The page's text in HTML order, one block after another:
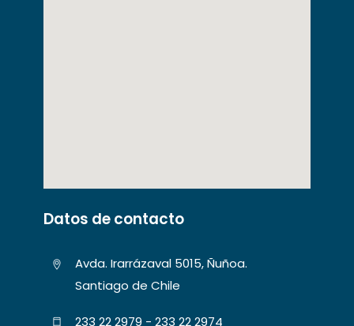
Datos de contacto
Avda. Irarrázaval 5015, Ñuñoa.
Santiago de Chile
233 22 2979 - 233 22 2974